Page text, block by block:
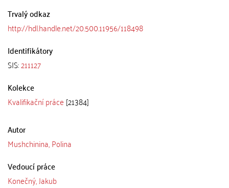
Trvalý odkaz
http://hdl.handle.net/20.500.11956/118498
Identifikátory
SIS:211127
Kolekce
Kvalifikační práce [21384]
Autor
Mushchinina, Polina
Vedoucí práce
Konečný, Jakub